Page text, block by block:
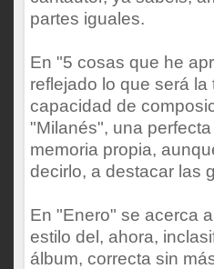
partes iguales.
En "5 cosas que he
reflejado lo que será
capacidad de
"Milanés", una
memoria propia,
decirlo, a destacar las
En "Enero" se acerca
estilo del, ahora,
álbum, correcta sin